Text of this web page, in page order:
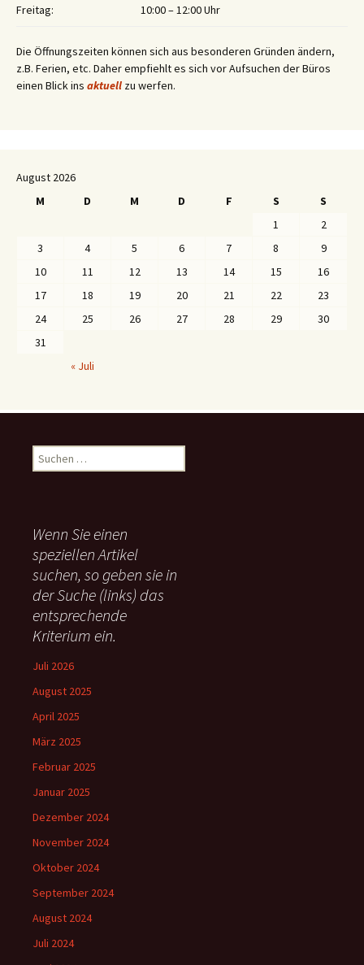
Freitag: 10:00 – 12:00 Uhr
Die Öffnungszeiten können sich aus besonderen Gründen ändern,
z.B. Ferien, etc. Daher empfiehlt es sich vor Aufsuchen der Büros
einen Blick ins aktuell zu werfen.
August 2026
M
D M D F S
S
1
2
3
4 5 6 7 8
9
10
11 12 13 14 15
16
17
18 19 20 21 22
23
24
25 26 27 28 29
30
31
« Juli
u
n
n
a
c
:
Wenn Sie einen
speziellen Artikel
suchen, so geben sie in
der Suche (links) das
entsprechende
Kriterium ein.
Juli 2026
August 2025
April 2025
März 2025
Februar 2025
Januar 2025
Dezember 2024
November 2024
Oktober 2024
September 2024
August 2024
Juli 2024